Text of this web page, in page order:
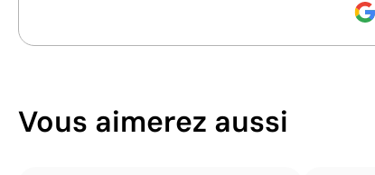
Vous aimerez aussi